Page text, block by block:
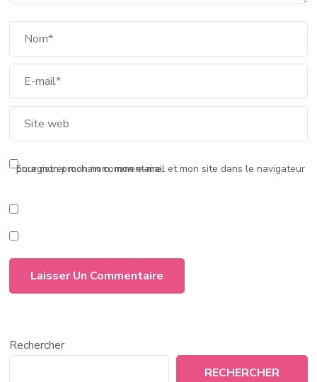
Enregistrer mon nom, mon e-mail et mon site dans le navigateur pour mon prochain commentaire.
Rechercher
RECHERCHER